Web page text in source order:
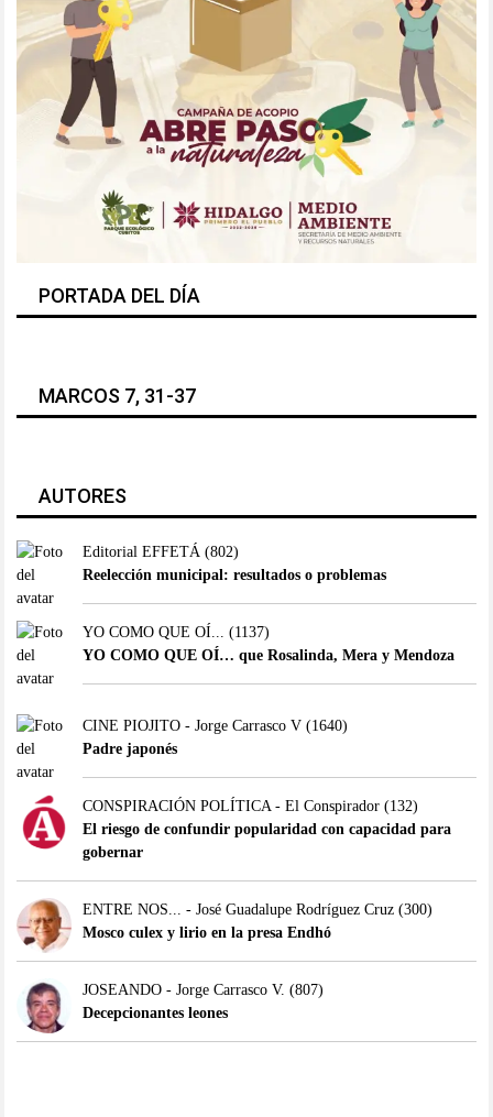
PORTADA DEL DÍA
MARCOS 7, 31-37
AUTORES
Editorial EFFETÁ(802)
Reelección municipal: resultados o problemas
YO COMO QUE OÍ... (1137)
YO COMO QUE OÍ… que Rosalinda, Mera y Mendoza
CINE PIOJITO - Jorge Carrasco V(1640)
Padre japonés
CONSPIRACIÓN POLÍTICA - El Conspirador(132)
El riesgo de confundir popularidad con capacidad para
gobernar
ENTRE NOS... - José Guadalupe Rodríguez Cruz(300)
Mosco culex y lirio en la presa Endhó
JOSEANDO - Jorge Carrasco V. (807)
Decepcionantes leones